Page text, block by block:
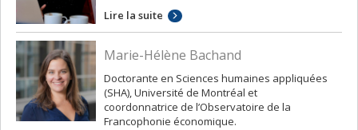
Lire la suite
Marie-Hélène Bachand
Doctorante en Sciences humaines appliquées
(SHA), Université de Montréal et
coordonnatrice de l’Observatoire de la
Francophonie économique.